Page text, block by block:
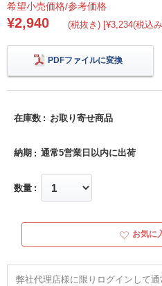
希望小売価格/参考価格
¥2,940 (税抜き) [¥3,234(税込
PDFファイルに変換
在庫数 お取り寄せ商品
納期 通常5営業日以内に出荷
数量
お気に
弊社代理店様に限りログインして